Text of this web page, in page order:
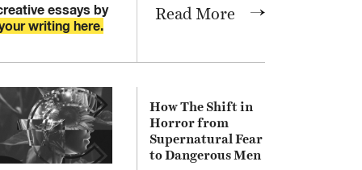
essays by
writing here.
Read More
How The Shift in
Horror from
Supernatural Fear
to Dangerous Men